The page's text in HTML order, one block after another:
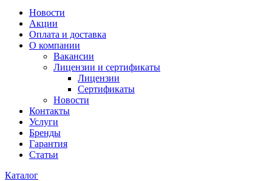
Новости
Акции
Оплата и доставка
О компании
Вакансии
Лицензии и сертификаты
Лицензии
Сертификаты
Новости
Контакты
Услуги
Бренды
Гарантия
Статьи
Каталог